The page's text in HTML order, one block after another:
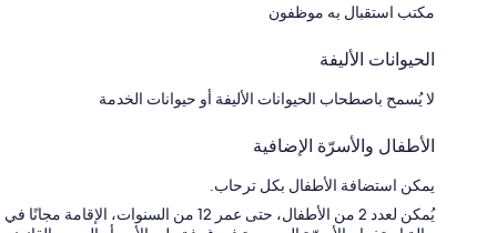
مكتب استقبال به موظفون
الحيوانات الأليفة
لا يُسمح باصطحاب الحيوانات الأليفة أو حيوانات الخدمة
الأطفال والأسرّة الإضافية
يمكن استضافة الأطفال بكل ترحاب.
يُمكن لعدد 2 من الأطفال، حتى عمر 12 من السنوات، الإقامة مجانًا في